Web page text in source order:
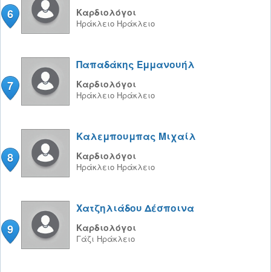
6 Καρδιολόγοι
Ηράκλειο Ηράκλειο
7
Παπαδάκης Εμμανουήλ
Καρδιολόγοι
Ηράκλειο Ηράκλειο
8
Καλεμπουμπας Μιχαίλ
Καρδιολόγοι
Ηράκλειο Ηράκλειο
9
Χατζηλιάδου Δέσποινα
Καρδιολόγοι
Γάζι Ηράκλειο